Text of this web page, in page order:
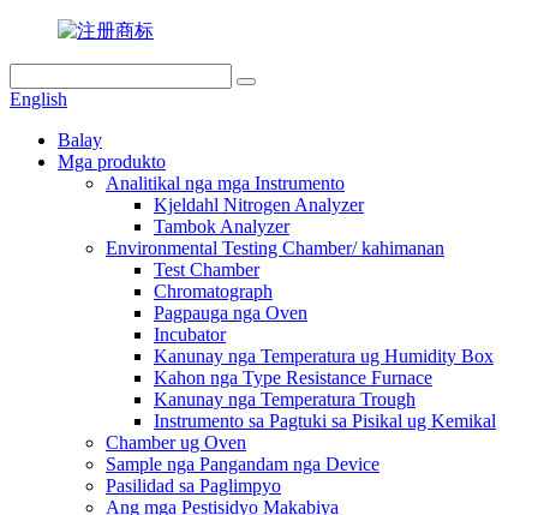
English
Balay
Mga produkto
Analitikal nga mga Instrumento
Kjeldahl Nitrogen Analyzer
Tambok Analyzer
Environmental Testing Chamber/ kahimanan
Test Chamber
Chromatograph
Pagpauga nga Oven
Incubator
Kanunay nga Temperatura ug Humidity Box
Kahon nga Type Resistance Furnace
Kanunay nga Temperatura Trough
Instrumento sa Pagtuki sa Pisikal ug Kemikal
Chamber ug Oven
Sample nga Pangandam nga Device
Pasilidad sa Paglimpyo
Ang mga Pestisidyo Makabiya